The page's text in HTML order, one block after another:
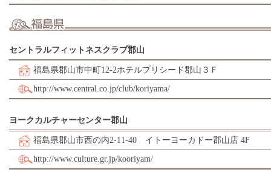
セントラルフィットネスクラブ郡山
福島県郡山市中町12-2ホテルプリシード郡山３Ｆ
http://www.central.co.jp/club/koriyama/
ヨークカルチャーセンター郡山
福島県郡山市西の内2-11-40 イトーヨーカドー郡山店 4F
http://www.culture.gr.jp/kooriyam/